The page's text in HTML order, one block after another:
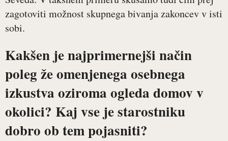
zagotoviti možnost skupnega bivanja zakoncev v isti
sobi.
Kakšen je najprimernejši način
poleg že omenjenega osebnega
izkustva oziroma ogleda domov v
okolici? Kaj vse je starostniku
dobro ob tem pojasniti?